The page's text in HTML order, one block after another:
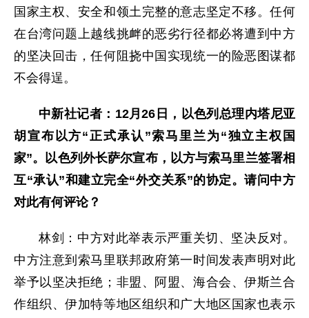
国家主权、安全和领土完整的意志坚定不移。任何
在台湾问题上越线挑衅的恶劣行径都必将遭到中方
的坚决回击，任何阻挠中国实现统一的险恶图谋都
不会得逞。
中新社记者：12月26日，以色列总理内塔尼亚
胡宣布以方“正式承认”索马里兰为“独立主权国
家”。以色列外长萨尔宣布，以方与索马里兰签署相
互“承认”和建立完全“外交关系”的协定。请问中方
对此有何评论？
林剑：中方对此举表示严重关切、坚决反对。
中方注意到索马里联邦政府第一时间发表声明对此
举予以坚决拒绝；非盟、阿盟、海合会、伊斯兰合
作组织、伊加特等地区组织和广大地区国家也表示